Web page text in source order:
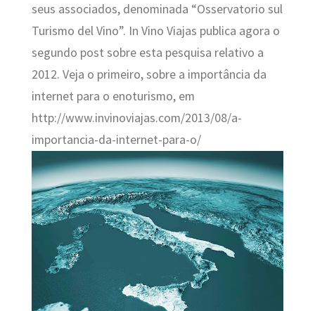
seus associados, denominada “Osservatorio sul
Turismo del Vino”. In Vino Viajas publica agora o
segundo post sobre esta pesquisa relativo a
2012. Veja o primeiro, sobre a importância da
internet para o enoturismo, em
http://www.invinoviajas.com/2013/08/a-
importancia-da-internet-para-o/